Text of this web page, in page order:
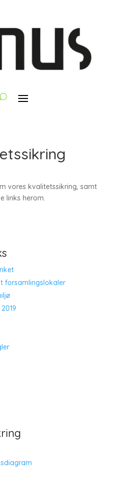
vores kvalitetssikring, samt
links herom.
forsamlingslokaler